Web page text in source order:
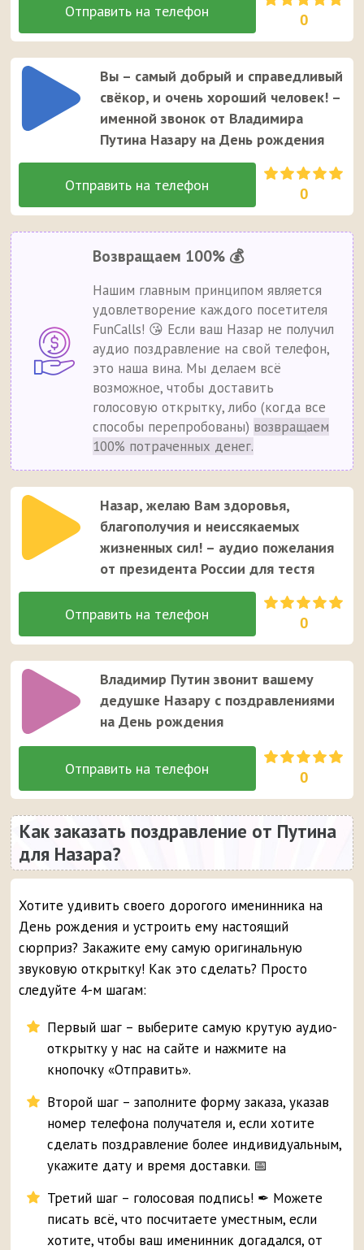
0
Вы – самый добрый и справедливый
свёкор, и очень хороший человек! –
именной звонок от Владимира
Путина Назару на День рождения
0
Возвращаем 100% 💰
Нашим главным принципом является
удовлетворение каждого посетителя
FunCalls! 😘 Если ваш Назар не получил
аудио поздравление на свой телефон,
это наша вина. Мы делаем всё
возможное, чтобы доставить
голосовую открытку, либо (когда все
способы перепробованы) возвращаем
100% потраченных денег.
Назар, желаю Вам здоровья,
благополучия и неиссякаемых
жизненных сил! – аудио пожелания
от президента России для тестя
0
Владимир Путин звонит вашему
дедушке Назару с поздравлениями
на День рождения
0
Как заказать поздравление от Путина
для Назара?
Хотите удивить своего дорогого именинника на
День рождения и устроить ему настоящий
сюрприз? Закажите ему самую оригинальную
звуковую открытку! Как это сделать? Просто
следуйте 4-м шагам:
Первый шаг – выберите самую крутую аудио-
открытку у нас на сайте и нажмите на
кнопочку «Отправить».
Второй шаг – заполните форму заказа, указав
номер телефона получателя и, если хотите
сделать поздравление более индивидуальным,
укажите дату и время доставки. 📅
Третий шаг – голосовая подпись! ✒ Можете
писать всё, что посчитаете уместным, если
хотите, чтобы ваш именинник догадался, от